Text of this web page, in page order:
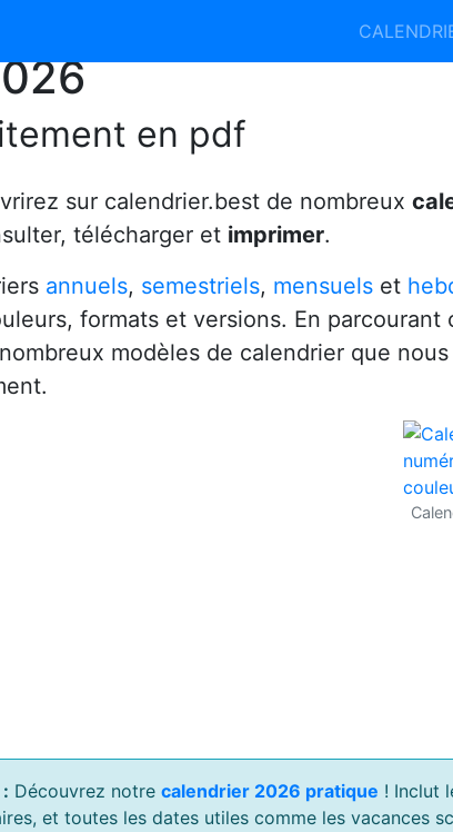
Calendrier 2027
en pdf
sur calendrier.best de nombreux
télécharger et imprimer.
annuels, semestriels, mensuelset
formats et versions. En
modèles de calendrier que
Découvrez notre calendrier 2026 pratique ! Inclut
et toutes les dates utiles comme les vacances